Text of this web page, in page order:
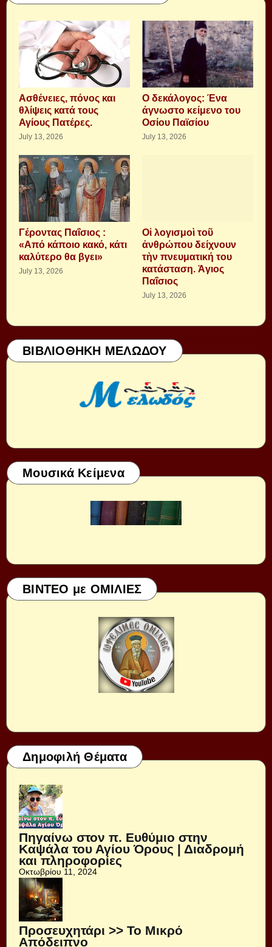
Aσθένειες, πόνος και
θλίψεις κατά τους
Αγίους Πατέρες.
July 13, 2026
Ο δεκάλογος: Ένα
άγνωστο κείμενο του
Οσίου Παϊσίου
July 13, 2026
Γέροντας Παΐσιος :
«Από κάποιο κακό, κάτι
καλύτερο θα βγει»
July 13, 2026
Οἱ λογισμοὶ τοῦ
ἀνθρώπου δείχνουν
τὴν πνευματική του
κατάσταση. Ἁγιος
Παΐσιος
July 13, 2026
ΒΙΒΛΙΟΘΗΚΗ ΜΕΛΩΔΟΥ
Μουσικά Κείμενα
ΒΙΝΤΕΟ με ΟΜΙΛΙΕΣ
Δημοφιλή Θέματα
Πηγαίνω στον π. Ευθύμιο στην
Καψάλα του Αγίου Όρους | Διαδρομή
και πληροφορίες
Οκτωβρίου 11, 2024
Προσευχητάρι >> Το Μικρό
Απόδειπνο